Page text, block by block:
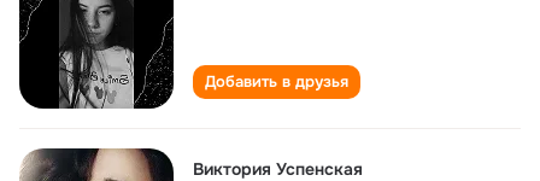
Добавить в друзья
Виктория Успенская